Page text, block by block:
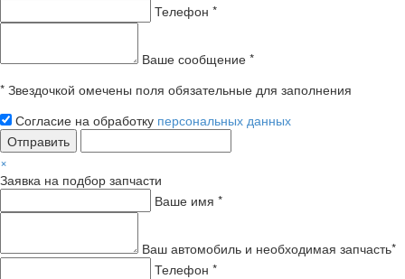
Телефон *
Ваше сообщение *
* Звездочкой омечены поля обязательные для заполнения
Согласие на обработку персональных данных
Отправить
×
Заявка на подбор запчасти
Ваше имя *
Ваш автомобиль и необходимая запчасть*
Телефон *